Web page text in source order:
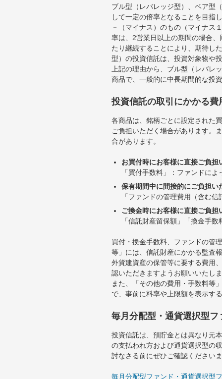
ブル型（レバレッジ型）、ベア型
して一定の倍率となることを目指
－（マイナス）のもの（マイナス
率は、2営業日以上の期間の場合
たり継続することにより、期待し
型）の投資信託は、投資対象物や
上記の理由から、ブル型（レバレ
商品で、一般的に中長期間的な投
投資信託の取引にかかる費
各商品は、銘柄ごとに設定された
ご負担いただく場合があります。
合があります。
お買付時にお客様に直接ご負担
「買付手数料」：ファンドに
保有期間中に間接的にご負担い
「ファンドの管理費用（含む
ご換金時にお客様に直接ご負担
「信託財産留保額」「換金手
買付・換金手数料、ファンドの管
等」には、信託財産にかかる監査
外貨建資産の保管等に要する費用
認いただきますようお願いいたし
また、「その他の費用・手数料等
で、事前に料率や上限額を表示す
毎月分配型・通貨選択型
投資信託は、預貯金とは異なり元
の支払われ方および通貨選択型の
討なさる前にぜひご確認ください
毎月分配型ファンド・通貨選択型